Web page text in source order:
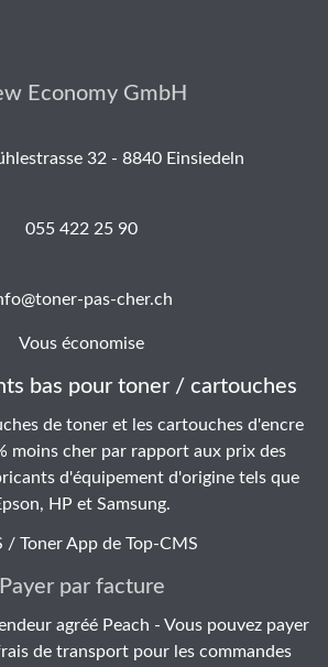
Economy GmbH
32 - 8840 Einsiedeln
055 422 25 90
pas-cher.ch
Vous économise
bas pour toner / cartouches
de toner et les cartouches d'encre
moins cher par rapport aux prix des
d'équipement d'origine tels que
HP et Samsung.
/ Toner App de Top-CMS
Payer par facture
agréé Peach - Vous pouvez payer
de transport pour les commandes